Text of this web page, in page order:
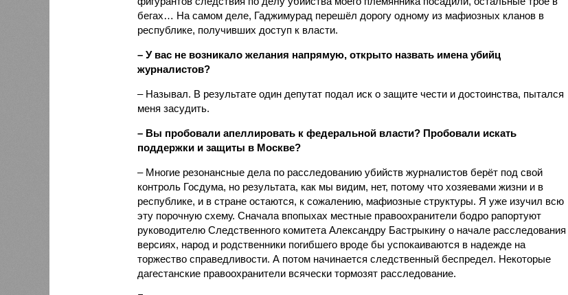
бегах… На самом деле, Гаджимурад перешёл дорогу одному из мафиозных кланов в
республике, получивших доступ к власти.
– У вас не возникало желания напрямую, открыто назвать имена убийц
журналистов?
– Называл. В результате один депутат подал иск о защите чести и достоинства, пытался
меня засудить.
– Вы пробовали апеллировать к федеральной власти? Пробовали искать
поддержки и защиты в Москве?
– Многие резонансные дела по расследованию убийств журналистов берёт под свой
контроль Госдума, но результата, как мы видим, нет, потому что хозяевами жизни и в
республике, и в стране остаются, к сожалению, мафиозные структуры. Я уже изучил всю
эту порочную схему. Сначала впопыхах местные правоохранители бодро рапортуют
руководителю Следственного комитета Александру Бастрыкину о начале расследования
версиях, народ и родственники погибшего вроде бы успокаиваются в надежде на
торжество справедливости. А потом начинается следственный беспредел. Некоторые
дагестанские правоохранители всячески тормозят расследование.